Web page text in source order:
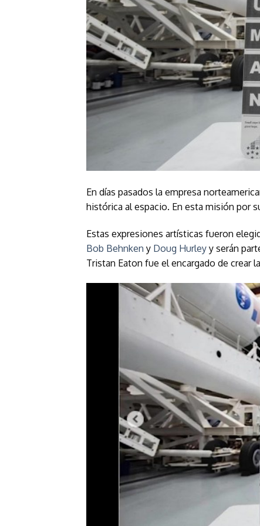
En días pasados la empresa
histórica al espacio. En esta misión por
Estas expresiones artísticas fueron
Bob Behnken y Doug Hurley y serán
Tristan Eaton fue el encargado de crear